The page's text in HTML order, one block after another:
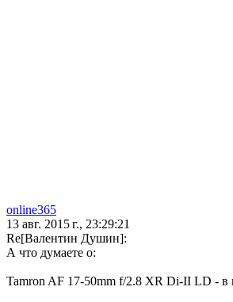
online365
13 авг. 2015 г., 23:29:21
Re[Валентин Душин]:
А что думаете о:
Tamron AF 17-50mm f/2.8 XR Di-II LD -